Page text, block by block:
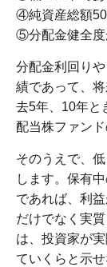
④純資産総額50
⑤分配金健全度
分配金利回り
績であって、
去5年、10年と
配当株ファン
そのうえで、
します。保有
であれば、利
だけでなく実
は、投資家が
ていくらと示